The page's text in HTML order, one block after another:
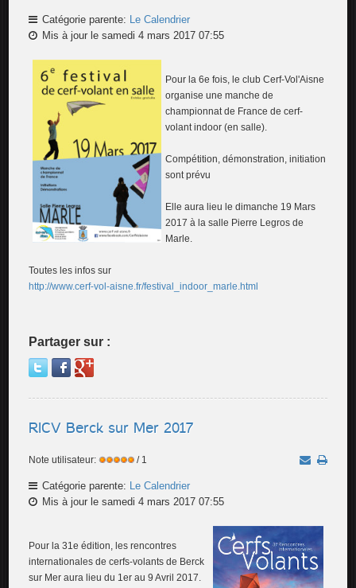
Catégorie parente: Le Calendrier
Mis à jour le samedi 4 mars 2017 07:55
Pour la 6e fois, le club Cerf-Vol'Aisne
organise une manche de
championnat de France de cerf-
volant indoor (en salle).
Compétition, démonstration, initiation
sont prévu
Elle aura lieu le dimanche 19 Mars
2017 à la salle Pierre Legros de
Marle.
Toutes les infos sur
http://www.cerf-vol-aisne.fr/festival_indoor_marle.html
Partager sur :
RICV Berck sur Mer 2017
Note utilisateur: / 1
Catégorie parente: Le Calendrier
Mis à jour le samedi 4 mars 2017 07:55
Pour la 31e édition, les rencontres
internationales de cerfs-volants de Berck
sur Mer aura lieu du 1er au 9 Avril 2017.